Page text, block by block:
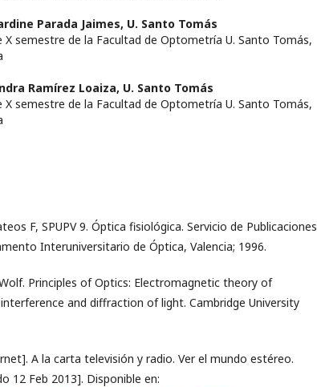
Parada Jaimes, U. Santo Tomás
X semestre de la Facultad de Optometría U. Santo Tomás,
Ramírez Loaiza, U. Santo Tomás
X semestre de la Facultad de Optometría U. Santo Tomás,
F, SPUPV 9. Óptica fisiológica. Servicio de Publicaciones
Interuniversitario de Óptica, Valencia; 1996.
Principles of Optics: Electromagnetic theory of
and diffraction of light. Cambridge University
A la carta televisión y radio. Ver el mundo estéreo.
12 Feb 2013]. Disponible en: